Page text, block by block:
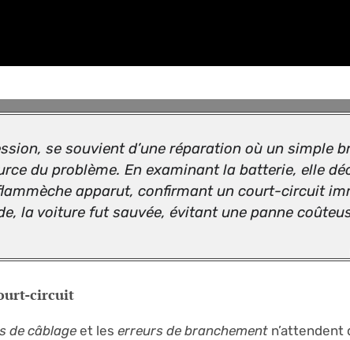
se souvient d’une réparation où un simple
du problème. En examinant la batterie, elle
apparut, confirmant un court-circuit
la voiture fut sauvée, évitant une panne
circuit
de câblageet les erreurs de branchementn’attendent